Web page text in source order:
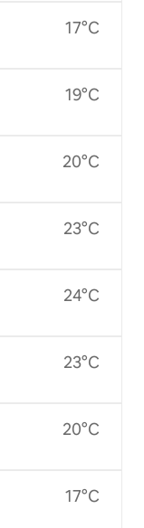
17°C
19°C
20°C
23°C
24°C
23°C
20°C
17°C